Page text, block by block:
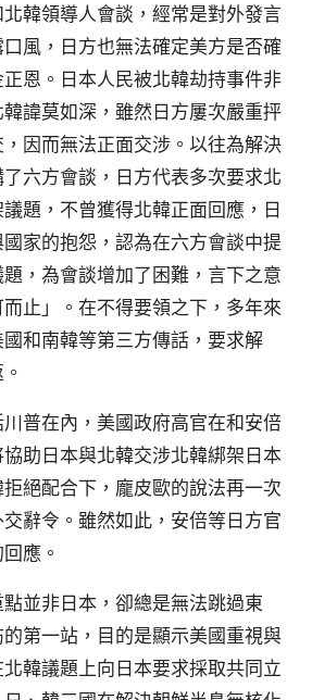
韓領導人會談，經常是對外發言
風，日方也無法確定美方是否確
恩。日本人民被北韓劫持事件非
諱莫如深，雖然日方屢次嚴重抨
因而無法正面交涉。以往為解決
六方會談，日方代表多次要求北
題，不曾獲得北韓正面回應，日
家的抱怨，認為在六方會談中提
，為會談增加了困難，言下之意
止」。在不得要領之下，多年來
和南韓等第三方傳話，要求解
普在內，美國政府高官在和安倍
助日本與北韓交涉北韓綁架日本
絕配合下，龐皮歐的說法再一次
辭令。雖然如此，安倍等日方官
應。
並非日本，卻總是無法跳過東
第一站，目的是顯示美國重視與
韓議題上向日本要求採取共同立